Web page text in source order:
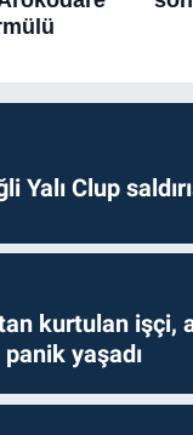
Yalı Clup
kurtulan işçi,
yaşadı